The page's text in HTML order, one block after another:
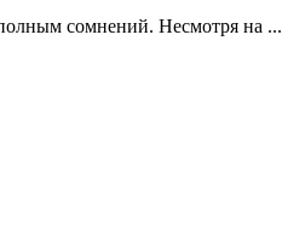
сомнений. Несмотря на ...